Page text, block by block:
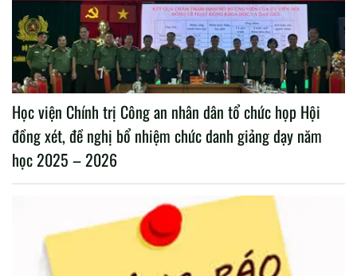
Học viện Chính trị Công an nhân dân tổ chức họp Hội
đồng xét, đề nghị bổ nhiệm chức danh giảng dạy năm
học 2025 – 2026